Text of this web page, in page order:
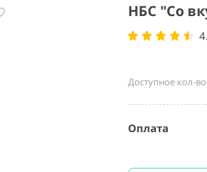
НБС "Со
Доступное кол-во
Оплата